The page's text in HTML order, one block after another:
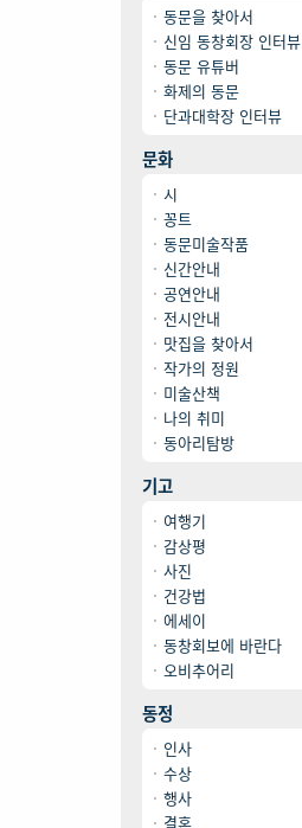
동문을 찾아서
신임 동창회장 인터뷰
동문 유튜버
화제의 동문
단과대학장 인터뷰
문화
시
꽁트
동문미술작품
신간안내
공연안내
전시안내
맛집을 찾아서
작가의 정원
미술산책
나의 취미
동아리탐방
기고
여행기
감상평
사진
건강법
에세이
동창회보에 바란다
오비추어리
동정
인사
수상
행사
결혼